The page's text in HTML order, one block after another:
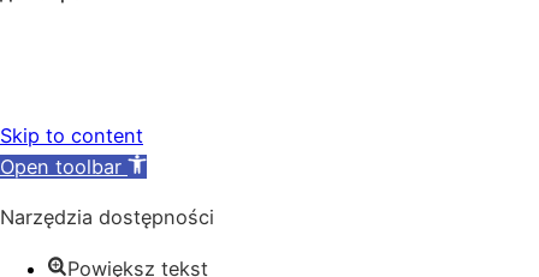
Skip to content
Open toolbar
Narzędzia dostępności
Powiększ tekst